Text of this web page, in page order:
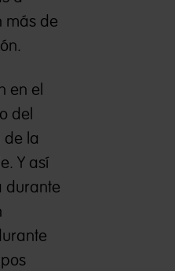
más de
en el
del
la
Y así
durante